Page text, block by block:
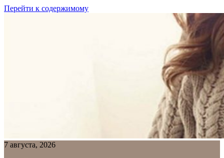
Перейти к содержимому
7 августа, 2026